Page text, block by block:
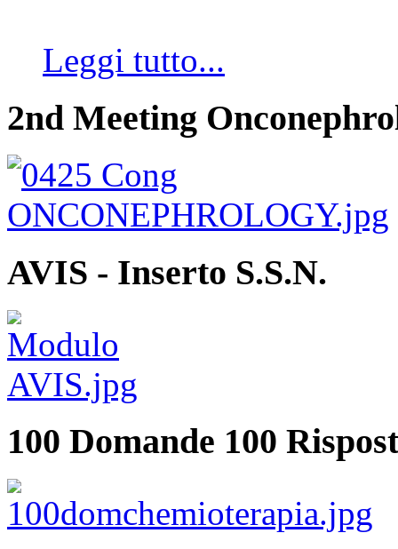
Leggi tutto...
2nd Meeting
AVIS - Inserto S.S.N.
100 Domande 100